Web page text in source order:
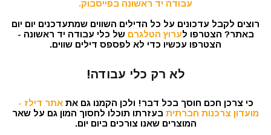
עבודה יד ראשונה בפייסבוק.
רוצים לקבל עדכונים על כל הדילים השווים שמתעדכנים יום יום
באתר? הצטרפו לערוץ הטלגרם של כלי עבודה יד ראשונה -
הצטרפו עכשיו כדי לא לפספס דילים שווים.
לא רק כלי עבודה!
כי צרכן חכם חוסך בכל דבר! ולכן הקמנו גם אתאתר דילז -
מועדון צרכנות חברתית בעזרתו תוכלו לחסוך המון גם על שאר
המוצרים שאנו צורכים ביום יום.